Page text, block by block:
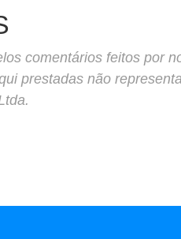
comentários feitos por
prestadas não